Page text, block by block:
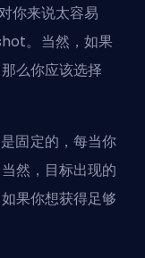
你来说太容易
。当然，如果
么你应该选择
固定的，每当你
然，目标出现的
果你想获得足够